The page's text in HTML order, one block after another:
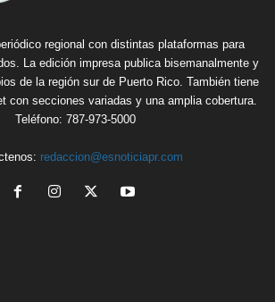
regional con distintas plataformas para
La edición impresa publica bisemanalmente y
de la región sur de Puerto Rico. También tiene
con secciones variadas y una amplia cobertura.
Teléfono: 787-973-5000
redaccion@esnoticiapr.com